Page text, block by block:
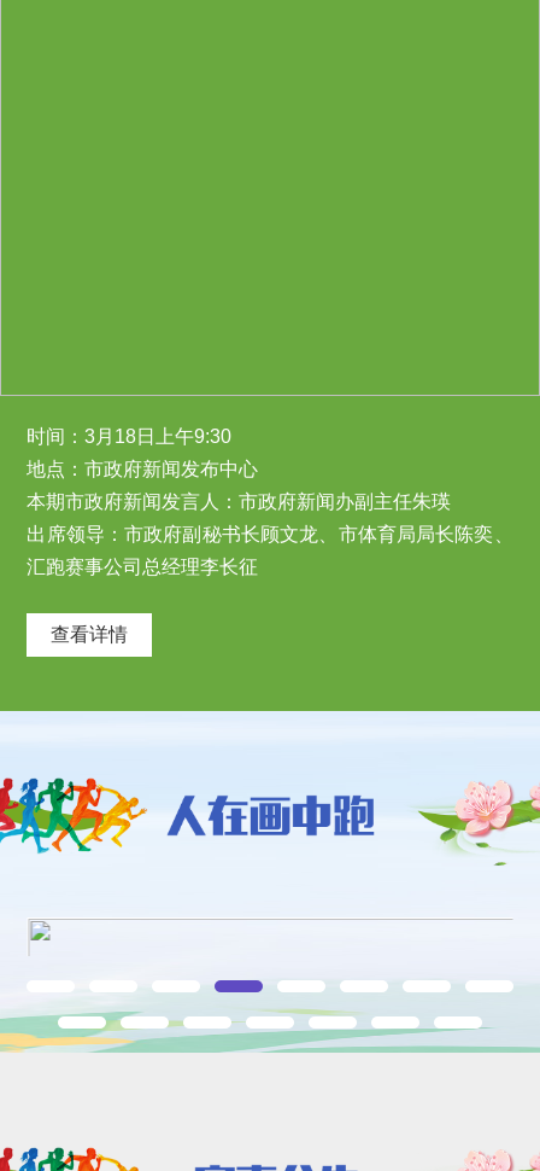
时间：3月18日上午9:30
地点：市政府新闻发布中心
本期市政府新闻发言人：市政府新闻办副主任朱瑛
出席领导：市政府副秘书长顾文龙、市体育局局长陈奕、
汇跑赛事公司总经理李长征
查看详情